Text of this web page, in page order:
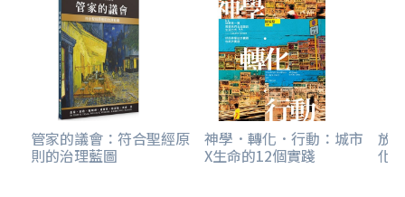
本書首先談到如何讓我們的心高過頭腦，因為神的國就在我
們心裡。神早已命定使用一條充滿破碎和十字架的道路來作
為我們邁向成熟之路。祂要的是一群為了愛祂而願意背起十
字架追隨祂的人。
今天不是神不能工作，而是缺乏成為可承載器皿的人。如今
教會的光景，大多參照世界的方法代替尋求聖靈的引導，體
貼人的意思超過體貼神的意思。我們的信仰需要重新調整與
神對齊，才能看見神的榮耀降臨。
管家的議會：符合聖經原
則的治理藍圖
神學．轉化．行動：城市
X生命的12個實踐
放
化